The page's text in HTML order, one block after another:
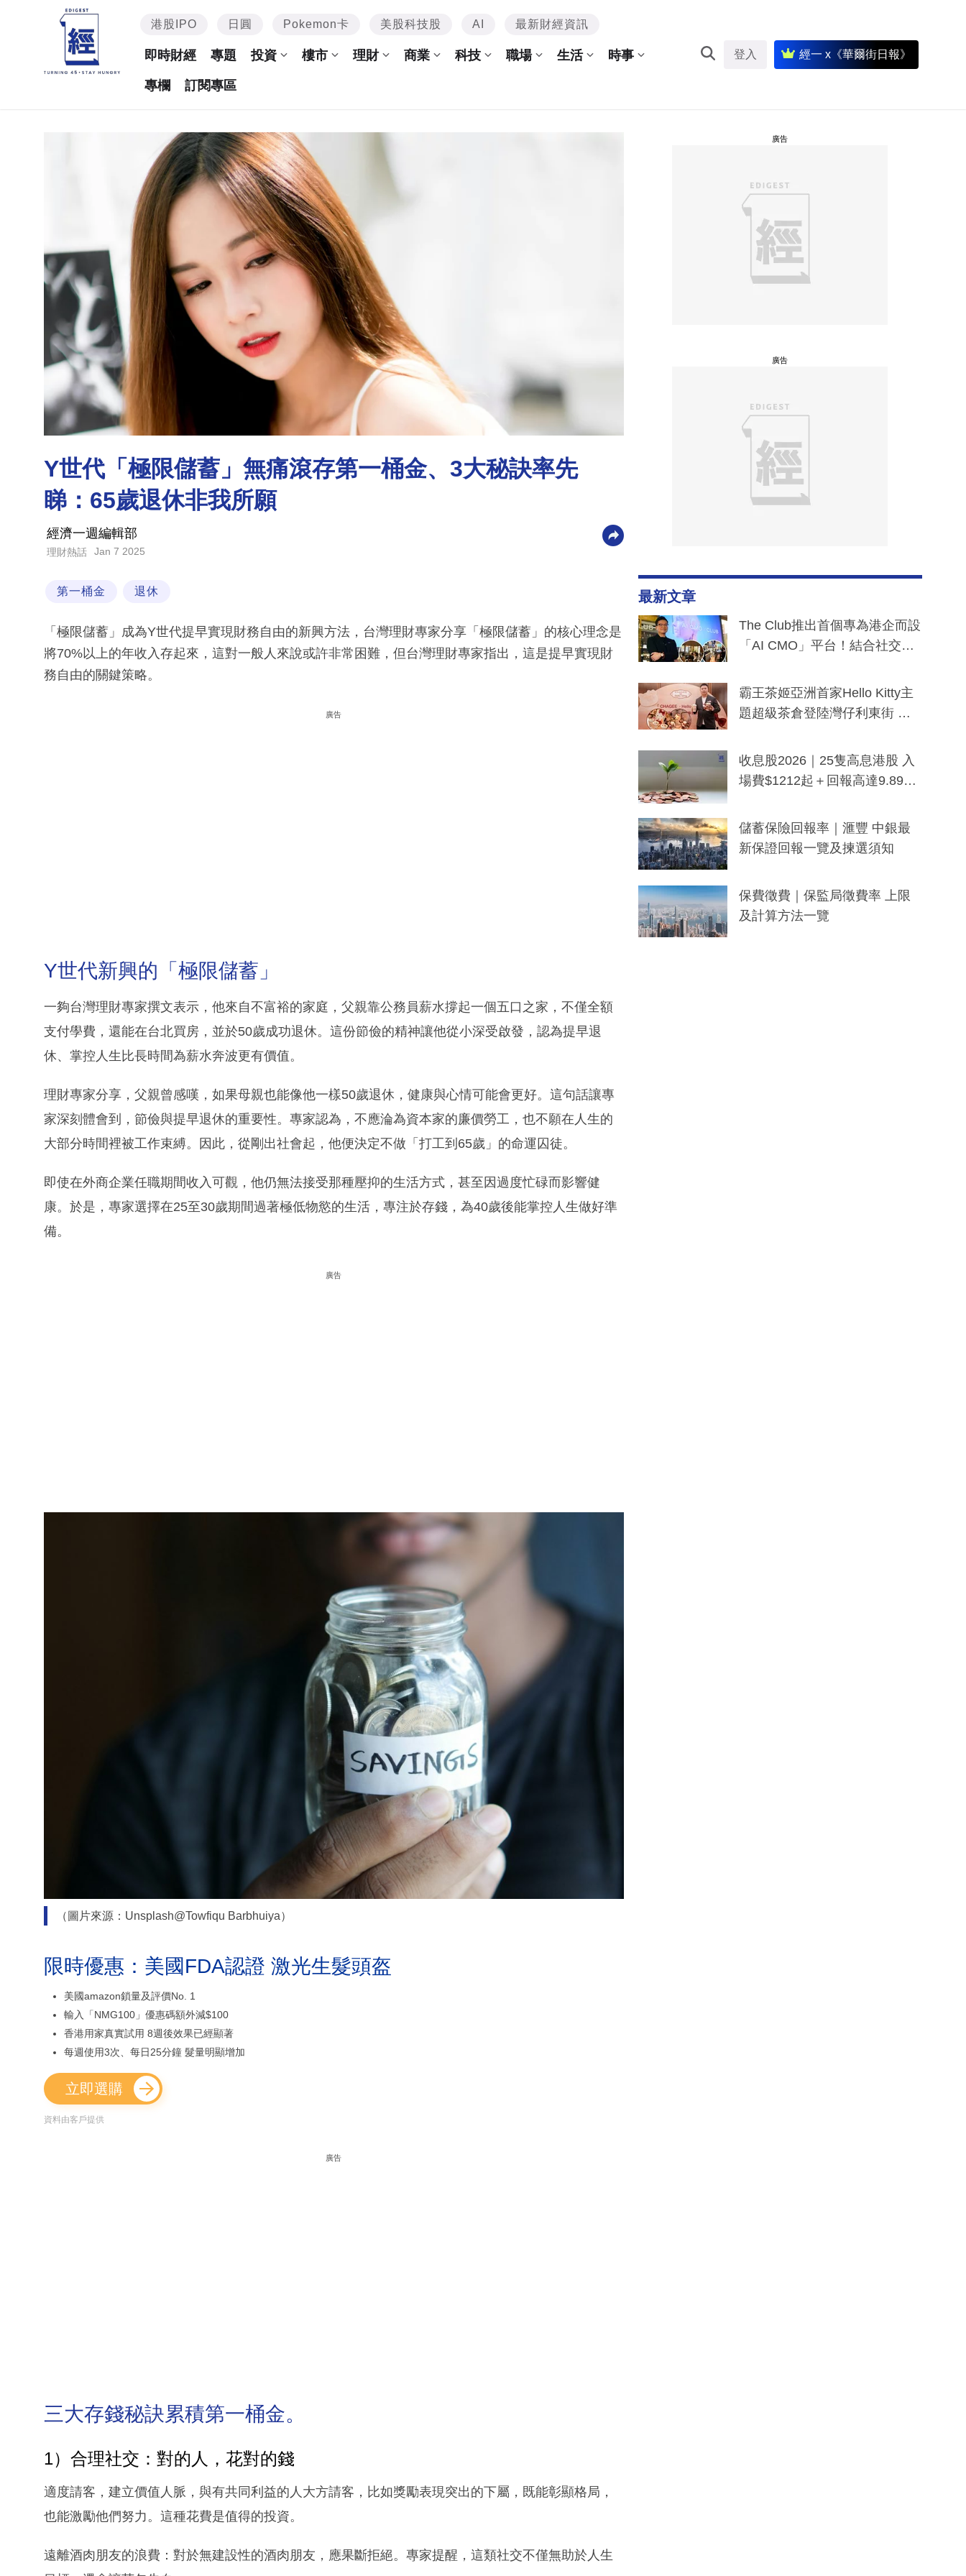
港股IPO 日圓 Pokemon卡 美股科技股 AI 最新財經資訊
即時財經 專題 投資 樓市 理財 商業 科技 職場 生活 時事
專欄 訂閱專區
登入 經一 x《華爾街日報》
Y世代「極限儲蓄」無痛滾存第一桶金、3大秘訣率先
睇：65歲退休非我所願
經濟一週編輯部
理財熱話 Jan 7 2025
第一桶金 退休
「極限儲蓄」成為Y世代提早實現財務自由的新興方法，台灣理財專家分享「極限儲蓄」的核心理念是
將70%以上的年收入存起來，這對一般人來說或許非常困難，但台灣理財專家指出，這是提早實現財
務自由的關鍵策略。
廣告
Y世代新興的「極限儲蓄」
一夠台灣理財專家撰文表示，他來自不富裕的家庭，父親靠公務員薪水撐起一個五口之家，不僅全額
支付學費，還能在台北買房，並於50歲成功退休。這份節儉的精神讓他從小深受啟發，認為提早退
休、掌控人生比長時間為薪水奔波更有價值。
理財專家分享，父親曾感嘆，如果母親也能像他一樣50歲退休，健康與心情可能會更好。這句話讓專
家深刻體會到，節儉與提早退休的重要性。專家認為，不應淪為資本家的廉價勞工，也不願在人生的
大部分時間裡被工作束縛。因此，從剛出社會起，他便決定不做「打工到65歲」的命運囚徒。
即使在外商企業任職期間收入可觀，他仍無法接受那種壓抑的生活方式，甚至因過度忙碌而影響健
康。於是，專家選擇在25至30歲期間過著極低物慾的生活，專注於存錢，為40歲後能掌控人生做好準
備。
廣告
（圖片來源：Unsplash@Towfiqu Barbhuiya）
限時優惠：美國FDA認證 激光生髮頭盔
美國amazon鎖量及評價No. 1
輸入「NMG100」優惠碼額外減$100
香港用家真實試用 8週後效果已經顯著
每週使用3次、每日25分鐘 髮量明顯增加
立即選購
資料由客戶提供
廣告
三大存錢秘訣累積第一桶金。
1）合理社交：對的人，花對的錢
適度請客，建立價值人脈，與有共同利益的人大方請客，比如獎勵表現突出的下屬，既能彰顯格局，
也能激勵他們努力。這種花費是值得的投資。
遠離酒肉朋友的浪費：對於無建設性的酒肉朋友，應果斷拒絕。專家提醒，這類社交不僅無助於人生
廣告
廣告
最新文章
The Club推出首個專為港企而設
「AI CMO」平台！結合社交聆
分鐘生成「貼地」宣傳短片
霸王茶姬亞洲首家Hello Kitty主
題超級茶倉登陸灣仔利東街 推
y及香港限定特調系列
收息股2026｜25隻高息港股 入
場費$1212起＋回報高達9.89
儲蓄保險回報率｜滙豐 中銀最
新保證回報一覽及揀選須知
保費徵費｜保監局徵費率 上限
及計算方法一覽